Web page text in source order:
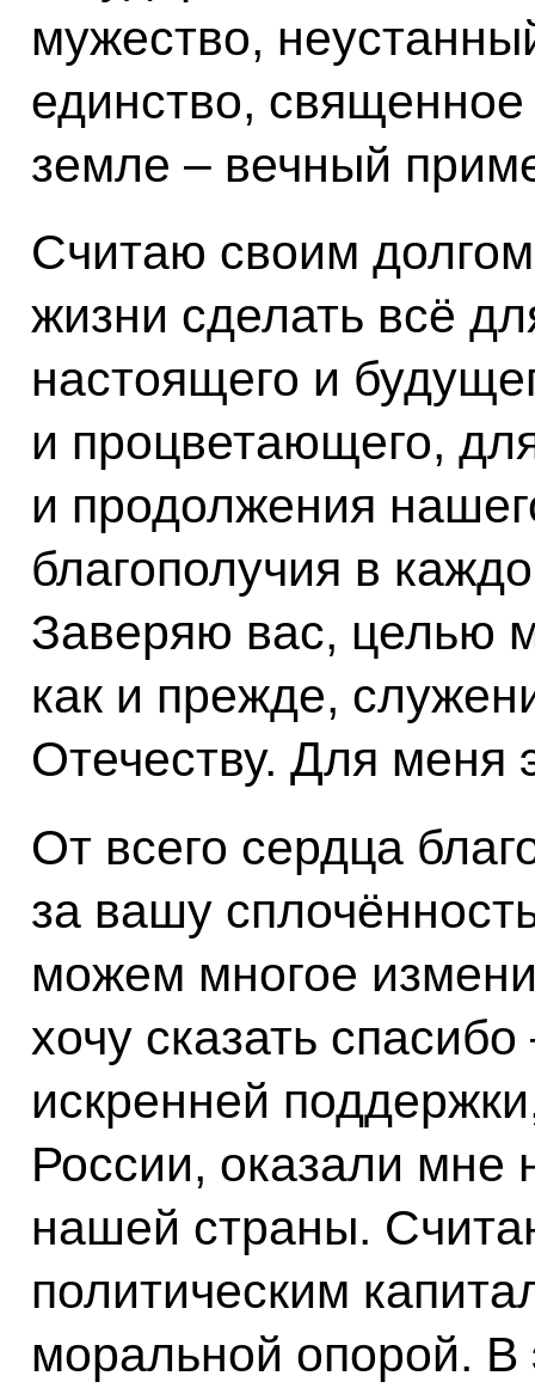
мужество,
единство,
земле – вечный
Считаю своим
жизни сделать всё
настоящего и
и процветающего,
и продолжения
благополучия в
Заверяю вас, целью
как и прежде,
Отечеству. Для меня
От всего сердца
за вашу
можем многое
хочу сказать
искренней
России, оказали мне
нашей страны.
политическим
моральной опорой. В